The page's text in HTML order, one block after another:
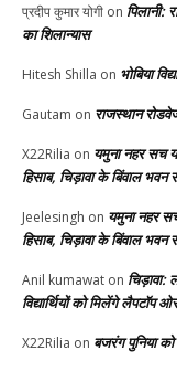
प्रदीप कुमार योगी on पिलानी:
का शिलान्यास
Hitesh Shilla on भोबिया
Gautam on राजस्थान
X22Rilia on यमुना नहर सच
हिसाब, चिड़ावा के बिंवाल
Jeelesingh on यमुना नहर
हिसाब, चिड़ावा के बिंवाल
Anil kumawat on चिड़ावा:
विद्यार्थियों को मिलेंगे लैपटॉप
X22Rilia on बजरंग पुनिया